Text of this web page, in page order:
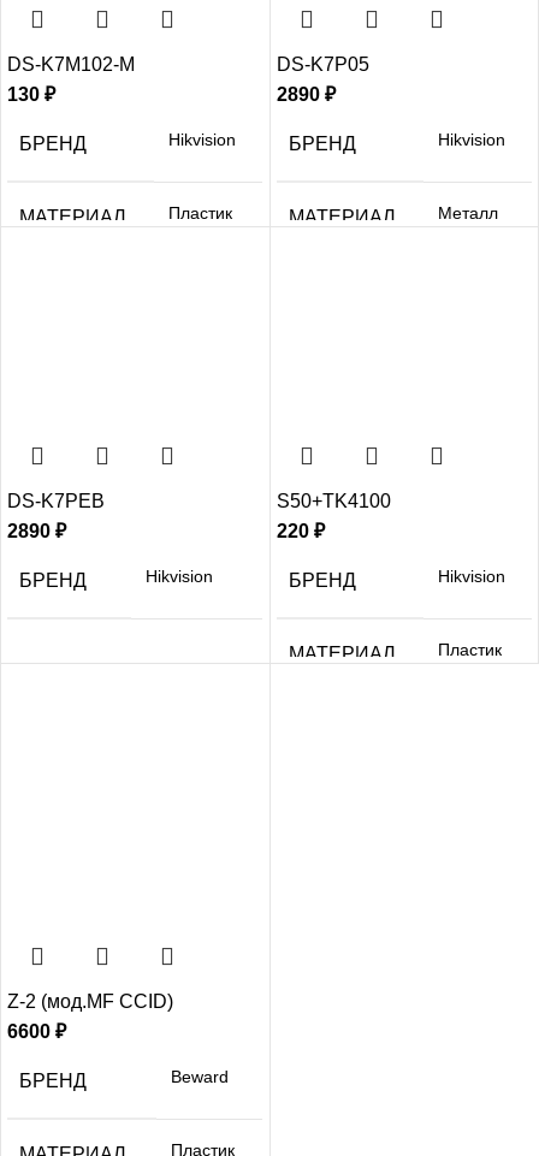
DS-K7M102-M
130 ₽
БРЕНД Hikvision
МАТЕРИАЛ Пластик
DS-K7P05
2890 ₽
БРЕНД Hikvision
МАТЕРИАЛ Металл
DS-K7PEB
2890 ₽
БРЕНД Hikvision
S50+TK4100
220 ₽
БРЕНД Hikvision
МАТЕРИАЛ Пластик
Z-2 (мод.MF CCID)
6600 ₽
БРЕНД Beward
Пластик